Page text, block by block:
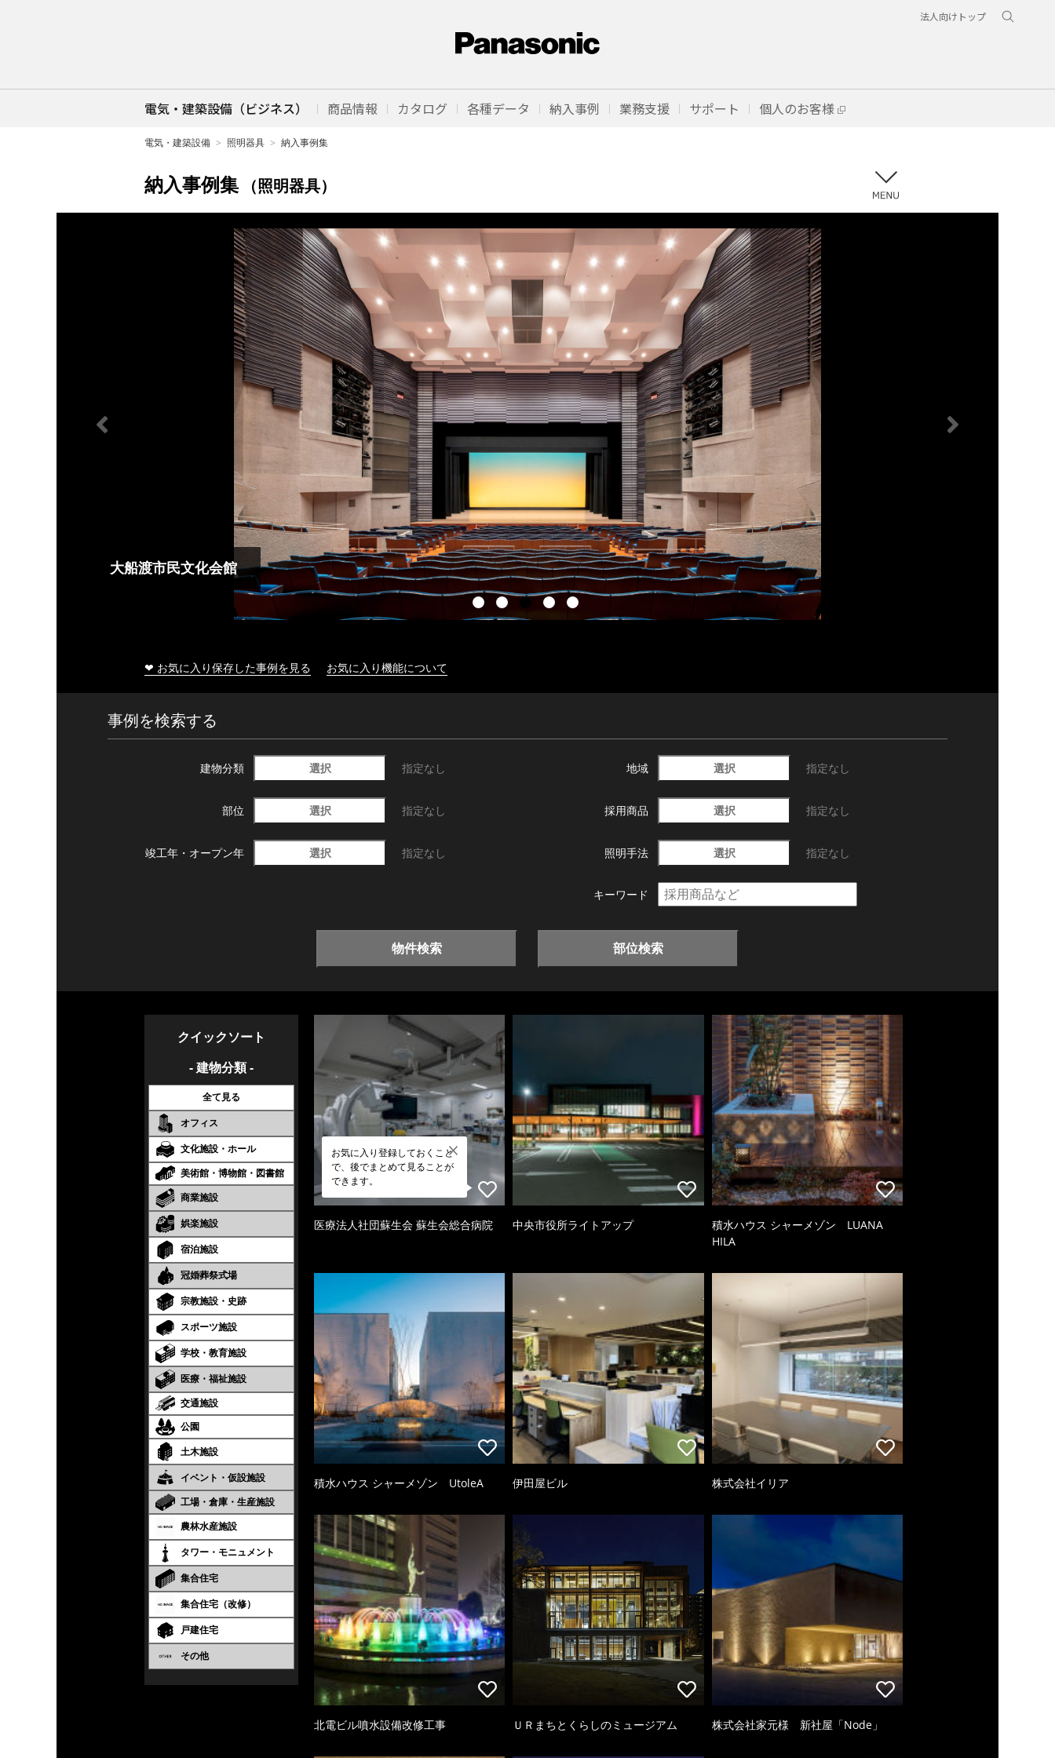
法人向けトップ
電気・建築設備（ビジネス） 商品情報 カタログ 各種データ 納入事例 業務支援 サポート 個人のお客様
電気・建築設備 照明器具 納入事例集
納入事例集 （照明器具）
大船渡市民文化会館
❤ お気に入り保存した事例を見る お気に入り機能について
事例を検索する
建物分類 選択 指定なし 地域 選択 指定なし
部位 選択 指定なし 採用商品 選択 指定なし
竣工年・ オープン年 選択 指定なし 照明手法 選択 指定なし
キーワード
物件検索 部位検索
クイックソート
- 建物分類 -
全て見る
オフィス
文化施設・ホール
美術館・博物館・図書館
商業施設
娯楽施設
宿泊施設
冠婚葬祭式場
宗教施設・史跡
スポーツ施設
学校・教育施設
医療・福祉施設
交通施設
公園
土木施設
イベント・仮設施設
工場・倉庫・生産施設
農林水産施設
タワー・モニュメント
集合住宅
集合住宅（改修）
戸建住宅
その他
お気に入り登録しておくこと
で、後でまとめて見ることが
できます。
医療法人社団蘇生会 蘇生会総合病院 中央市役所ライトアップ
積水ハウス シャーメゾン LUANA
HILA
積水ハウス シャーメゾン UtoleA 伊田屋ビル 株式会社イリア
北電ビル噴水設備改修工事 ＵＲまちとくらしのミュージアム 株式会社家元様 新社屋「Node」